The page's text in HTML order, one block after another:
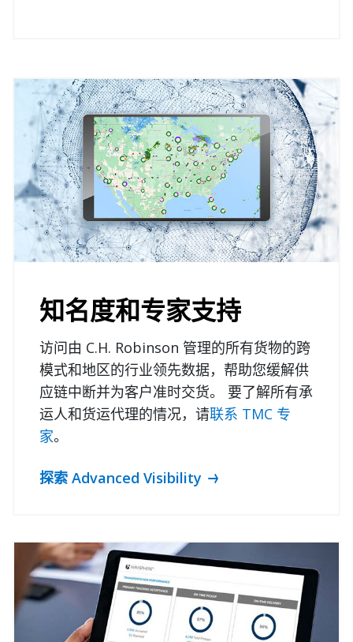
知名度和专家支持
访问由 C.H. Robinson 管理的所有货物的跨
模式和地区的行业领先数据，帮助您缓解供
应链中断并为客户准时交货。 要了解所有承
运人和货运代理的情况，请联系 TMC 专
家。
探索 Advanced Visibility